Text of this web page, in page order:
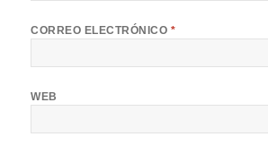
CORREO ELECTRÓNICO *
WEB